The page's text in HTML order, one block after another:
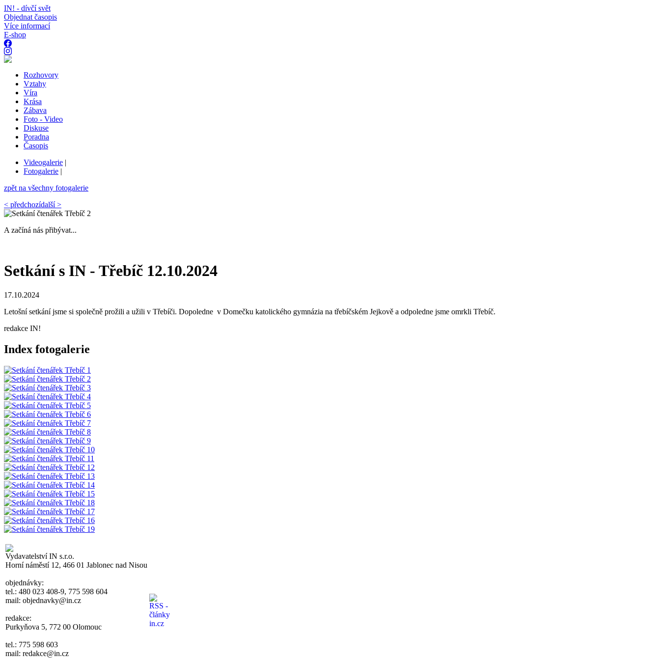
IN! - dívčí svět
Objednat časopis
Více informací
E-shop
Rozhovory
Vztahy
Víra
Krása
Zábava
Foto - Video
Diskuse
Poradna
Časopis
Videogalerie |
Fotogalerie |
zpět na všechny fotogalerie
< předchozídalší >
A začíná nás přibývat...
Setkání s IN - Třebíč 12.10.2024
17.10.2024
Letošní setkání jsme si společně prožili a užili v Třebíči. Dopoledne v Domečku katolického gymnázia na třebíčském Jejkově a odpoledne jsme omrkli Třebíč.
redakce IN!
Index fotogalerie
Vydavatelství IN s.r.o.
Horní náměstí 12, 466 01 Jablonec nad Nisou
objednávky:
tel.: 480 023 408-9, 775 598 604
mail: objednavky@in.cz
redakce:
Purkyňova 5, 772 00 Olomouc
tel.: 775 598 603
mail: redakce@in.cz